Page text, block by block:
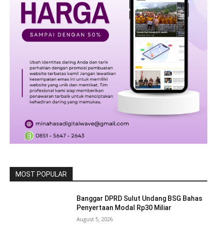
MOST POPULAR
Banggar DPRD Sulut Undang BSG Bahas
Penyertaan Modal Rp30 Miliar
August 5, 2026